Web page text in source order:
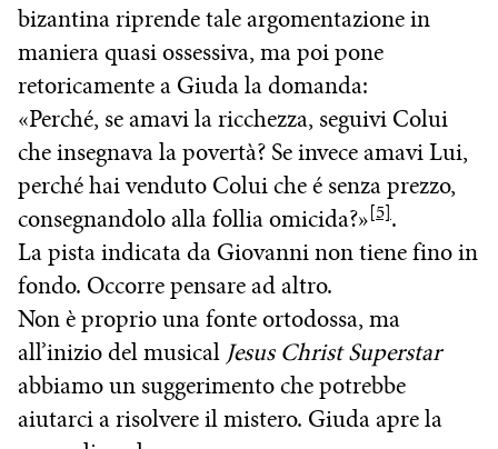
bizantina riprende tale argomentazione in
maniera quasi ossessiva, ma poi pone
retoricamente a Giuda la domanda:
«Perché, se amavi la ricchezza, seguivi Colui
che insegnava la povertà? Se invece amavi Lui,
perché hai venduto Colui che é senza prezzo,
consegnandolo alla follia omicida?»[5].
La pista indicata da Giovanni non tiene fino in
fondo. Occorre pensare ad altro.
Non è proprio una fonte ortodossa, ma
all’inizio del musical Jesus Christ Superstar
abbiamo un suggerimento che potrebbe
aiutarci a risolvere il mistero. Giuda apre la